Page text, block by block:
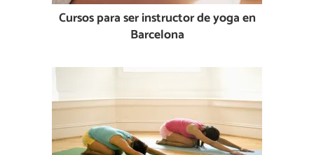
Cursos para ser instructor de yoga en
Barcelona